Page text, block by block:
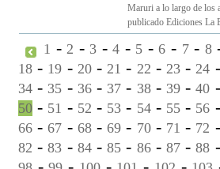
Maruri a lo largo de los
publicado Ediciones La
1 -2 - 3 -4 - 5 -6 - 7- 8
18 - 19 - 20-21 - 22 - 23-24
34 - 35 - 36- 37 - 38- 39-40
50 - 51 - 52 - 53 - 54- 55- 56
66 -67 - 68-69 - 70- 71 - 72
82 -83 - 84-85 - 86- 87-88